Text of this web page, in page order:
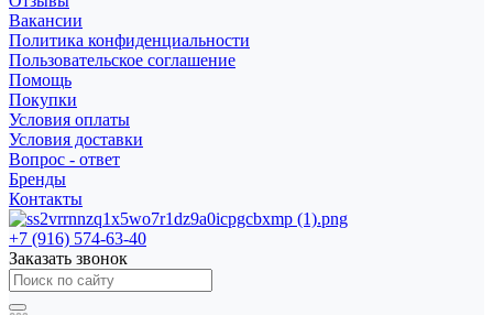
Вакансии
Политика конфиденциальности
Пользовательское соглашение
Помощь
Покупки
Условия оплаты
Условия доставки
Вопрос - ответ
Бренды
Контакты
+7 (916) 574-63-40
Заказать звонок